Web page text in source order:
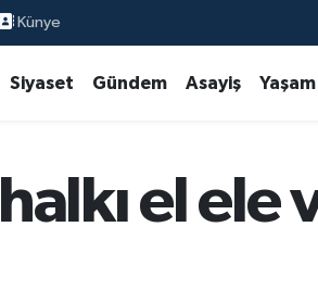
Künye
Siyaset Gündem Asayiş Yaşam
el